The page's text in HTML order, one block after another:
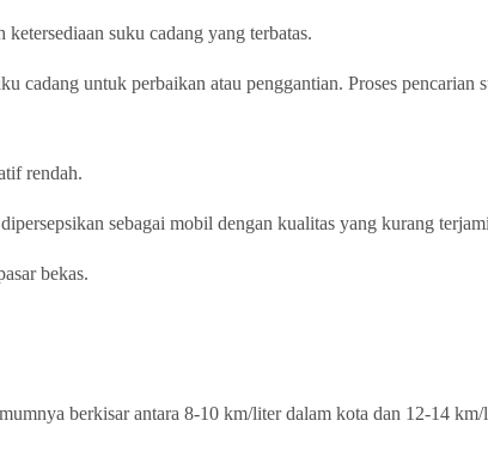
suku cadang yang terbatas.
cadang untuk perbaikan atau penggantian. Proses
rendah.
sebagai mobil dengan kualitas yang kurang
bekas.
berkisar antara 8-10 km/liter dalam kota dan 12-14